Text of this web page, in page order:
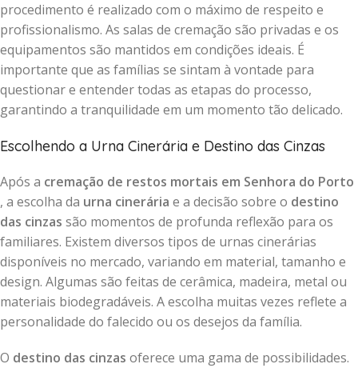
procedimento é realizado com o máximo de respeito e
profissionalismo. As salas de cremação são privadas e os
equipamentos são mantidos em condições ideais. É
importante que as famílias se sintam à vontade para
questionar e entender todas as etapas do processo,
garantindo a tranquilidade em um momento tão delicado.
Escolhendo a Urna Cinerária e Destino das Cinzas
Após a cremação de restos mortais em Senhora do Porto
, a escolha da urna cinerária e a decisão sobre o destino
das cinzas são momentos de profunda reflexão para os
familiares. Existem diversos tipos de urnas cinerárias
disponíveis no mercado, variando em material, tamanho e
design. Algumas são feitas de cerâmica, madeira, metal ou
materiais biodegradáveis. A escolha muitas vezes reflete a
personalidade do falecido ou os desejos da família.
O destino das cinzas oferece uma gama de possibilidades.